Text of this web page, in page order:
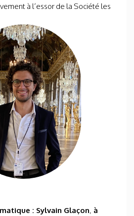
à l’essor de la Société les
: Sylvain Glaçon, à